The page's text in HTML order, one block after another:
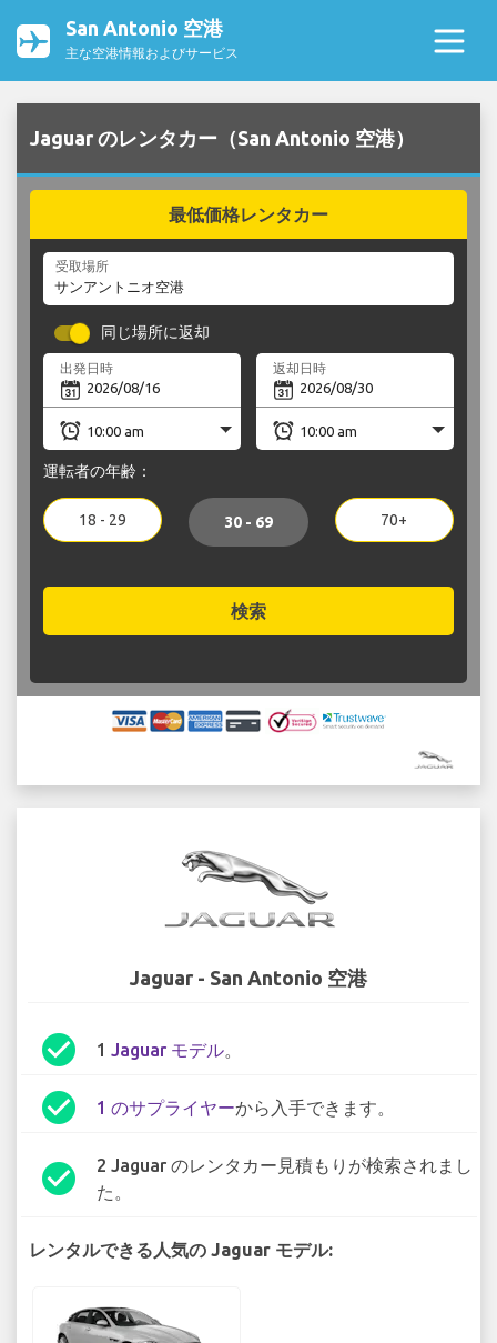
San Antonio 空港
主な空港情報およびサービス
Jaguar のレンタカー（San Antonio 空港）
最低価格レンタカー
受取場所
同じ場所に返却
出発日時 返却日時
運転者の年齢：
18 - 29 30 - 69 70+
検索
Jaguar - San Antonio 空港
check_circle 1 Jaguar モデル。
check_circle 1 のサプライヤーから入手できます。
check_circle
2 Jaguar のレンタカー見積もりが検索されまし
た。
レンタルできる人気の Jaguar モデル: